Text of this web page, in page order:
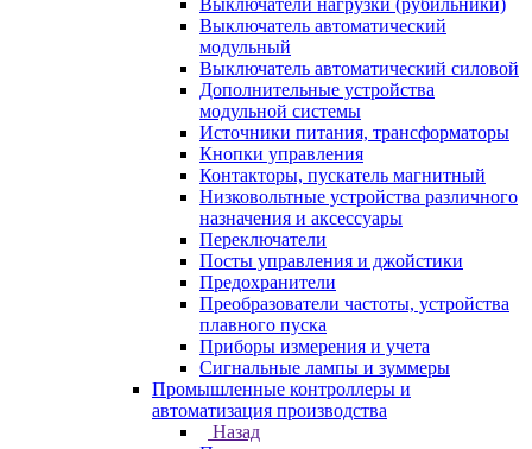
Выключатели нагрузки (рубильники)
Выключатель автоматический
модульный
Выключатель автоматический силовой
Дополнительные устройства
модульной системы
Источники питания, трансформаторы
Кнопки управления
Контакторы, пускатель магнитный
Низковольтные устройства различного
назначения и аксессуары
Переключатели
Посты управления и джойстики
Предохранители
Преобразователи частоты, устройства
плавного пуска
Приборы измерения и учета
Сигнальные лампы и зуммеры
Промышленные контроллеры и
автоматизация производства
Назад